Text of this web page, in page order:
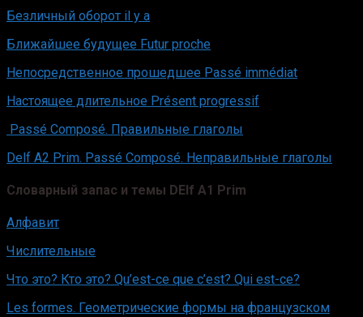
Безличный оборот il y a
Ближайшее будущее Futur proche
Непосредственное прошедшее Passé immédiat
Настоящее длительное Présent progressif
Passé Composé. Правильные глаголы
Delf A2 Prim. Passé Composé. Неправильные глаголы
Словарный запас и темы DElf А1 Prim
Алфавит
Числительные
Что это? Кто это? Qu’est-ce que c’est? Qui est-ce?
Les formes. Геометрические формы на французском